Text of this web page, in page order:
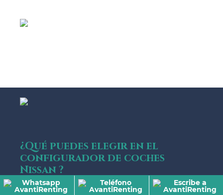
¿Qué puedes elegir en el
configurador de coches
Nissan ?
Con este configurador vas a poder escoger